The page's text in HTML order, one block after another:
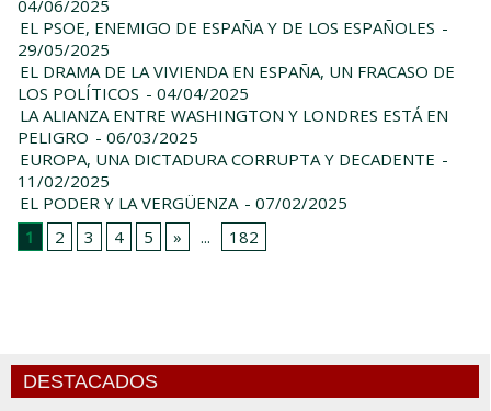
04/06/2025
EL PSOE, ENEMIGO DE ESPAÑA Y DE LOS ESPAÑOLES -
29/05/2025
EL DRAMA DE LA VIVIENDA EN ESPAÑA, UN FRACASO DE
LOS POLÍTICOS - 04/04/2025
LA ALIANZA ENTRE WASHINGTON Y LONDRES ESTÁ EN
PELIGRO - 06/03/2025
EUROPA, UNA DICTADURA CORRUPTA Y DECADENTE -
11/02/2025
EL PODER Y LA VERGÜENZA - 07/02/2025
1
2 3 4 5 » ... 182
DESTACADOS